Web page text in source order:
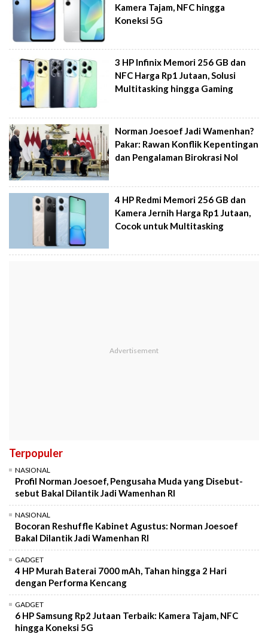
Kamera Tajam, NFC hingga
Koneksi 5G
3 HP Infinix Memori 256 GB dan
NFC Harga Rp1 Jutaan, Solusi
Multitasking hingga Gaming
Norman Joesoef Jadi Wamenhan?
Pakar: Rawan Konflik Kepentingan
dan Pengalaman Birokrasi Nol
4 HP Redmi Memori 256 GB dan
Kamera Jernih Harga Rp1 Jutaan,
Cocok untuk Multitasking
Terpopuler
NASIONAL
Profil Norman Joesoef, Pengusaha Muda yang Disebut-
sebut Bakal Dilantik Jadi Wamenhan RI
NASIONAL
Bocoran Reshuffle Kabinet Agustus: Norman Joesoef
Bakal Dilantik Jadi Wamenhan RI
GADGET
4 HP Murah Baterai 7000 mAh, Tahan hingga 2 Hari
dengan Performa Kencang
GADGET
6 HP Samsung Rp2 Jutaan Terbaik: Kamera Tajam, NFC
hingga Koneksi 5G